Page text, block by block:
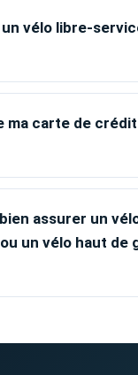
un vélo libre-
ma carte de
assurer un
un vélo haut de